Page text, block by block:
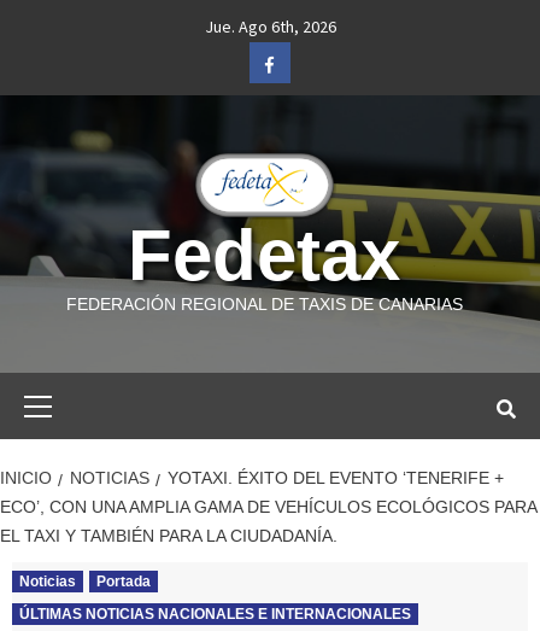
Jue. Ago 6th, 2026
Facebook
Fedetax
FEDERACIÓN REGIONAL DE TAXIS DE CANARIAS
INICIO NOTICIAS
YOTAXI. ÉXITO DEL EVENTO ‘TENERIFE +
ECO’, CON UNA AMPLIA GAMA DE VEHÍCULOS ECOLÓGICOS PARA
EL TAXI Y TAMBIÉN PARA LA CIUDADANÍA.
Noticias
Portada
ÚLTIMAS NOTICIAS NACIONALES E INTERNACIONALES